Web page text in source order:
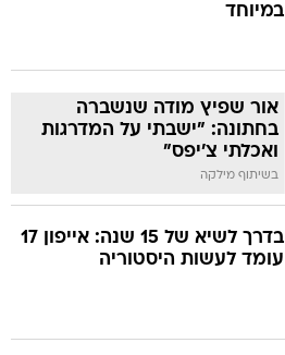
במיוחד
אור שפיץ מודה שנשברה
בחתונה: "ישבתי על המדרגות
ואכלתי צ'יפס"
בשיתוף מילקה
בדרך לשיא של 15 שנה: אייפון 17
עומד לעשות היסטוריה